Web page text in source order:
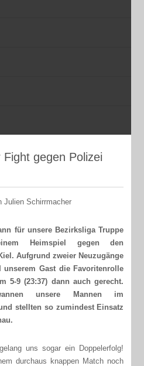
gegen Polizei
Julien Schirrmacher
für unsere Bezirksliga Truppe
Heimspiel gegen den
Aufgrund zweier Neuzugänge
Gast die Favoritenrolle
5-9 (23:37) dann auch gerecht.
unsere Mannen im
stellten so zumindest Einsatz
uns sogar ein Doppelerfolg!
durchaus knappen Match noch